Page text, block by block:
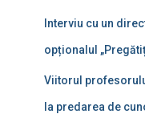
Interviu cu un
opționalul
Viitorul
la predarea de